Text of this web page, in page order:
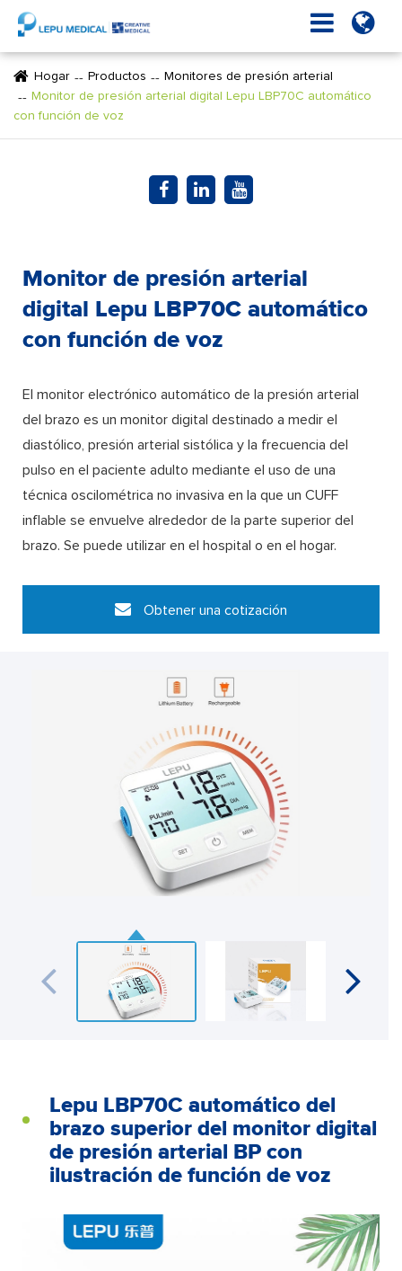
Hogar Productos
Monitores de presión arterial
Monitor de presión arterial digital Lepu LBP70C automático
con función de voz
Monitor de presión arterial
digital Lepu LBP70C automático
con función de voz
El monitor electrónico automático de la presión arterial
del brazo es un monitor digital destinado a medir el
diastólico, presión arterial sistólica y la frecuencia del
pulso en el paciente adulto mediante el uso de una
técnica oscilométrica no invasiva en la que un CUFF
inflable se envuelve alrededor de la parte superior del
brazo. Se puede utilizar en el hospital o en el hogar.
Obtener una cotización
Lepu LBP70C automático del
brazo superior del monitor digital
de presión arterial BP con
ilustración de función de voz